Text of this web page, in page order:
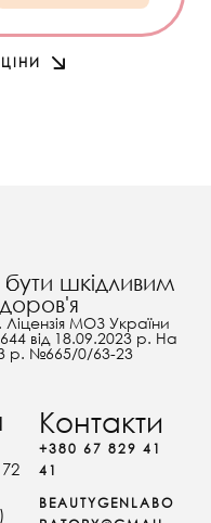
шкідливим
Ліцензія МОЗ України
від 18.09.2023 р. На
р. №665/0/63-23
Контакти
+380 67 829 41
41
BEAUTYGENLABO